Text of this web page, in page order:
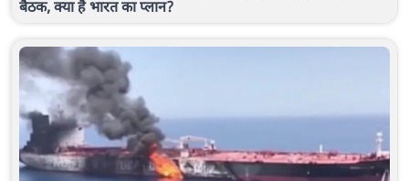
बैठक, क्या है भारत का प्लान?